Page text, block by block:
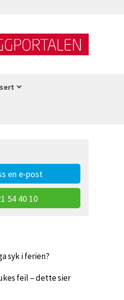
en e-post
54 40 10
syk i ferien?
feil – dette sier